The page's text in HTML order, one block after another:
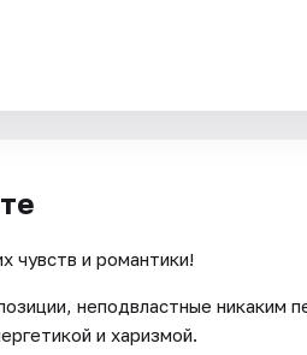
чувств и романтики!
неподвластные никаким
и харизмой.